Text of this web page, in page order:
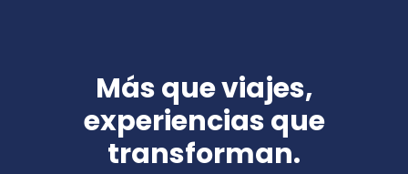
Más que viajes,
experiencias que
transforman.